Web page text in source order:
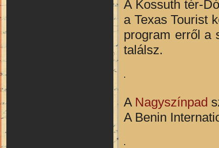
A Kossuth tér-
a Texas Tourist
program erről a
találsz.
A Nagyszínpad
A Benin